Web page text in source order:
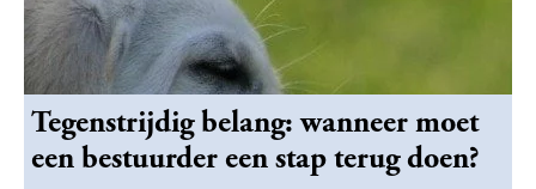
Tegenstrijdig belang: wanneer moet
een bestuurder een stap terug doen?